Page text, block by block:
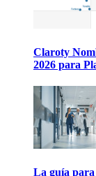
Claroty
2026 para
La guía para